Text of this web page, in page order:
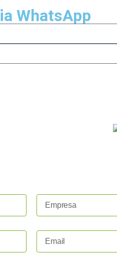
WhatsApp